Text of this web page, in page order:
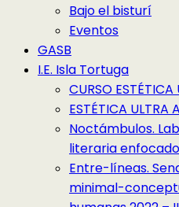
Bajo el bisturí
Eventos
GASB
I.E. Isla Tortuga
CURSO
ESTÉTICA ULTRA
Noctámbulos.
literaria
Entre-líneas.
minimal-